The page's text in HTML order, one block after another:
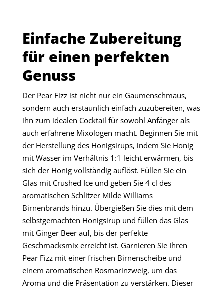
Einfache Zubereitung
für einen perfekten
Genuss
Der Pear Fizz ist nicht nur ein Gaumenschmaus,
sondern auch erstaunlich einfach zuzubereiten, was
ihn zum idealen Cocktail für sowohl Anfänger als
auch erfahrene Mixologen macht. Beginnen Sie mit
der Herstellung des Honigsirups, indem Sie Honig
mit Wasser im Verhältnis 1:1 leicht erwärmen, bis
sich der Honig vollständig auflöst. Füllen Sie ein
Glas mit Crushed Ice und geben Sie 4 cl des
aromatischen Schlitzer Milde Williams
Birnenbrands hinzu. Übergießen Sie dies mit dem
selbstgemachten Honigsirup und füllen das Glas
mit Ginger Beer auf, bis der perfekte
Geschmacksmix erreicht ist. Garnieren Sie Ihren
Pear Fizz mit einer frischen Birnenscheibe und
einem aromatischen Rosmarinzweig, um das
Aroma und die Präsentation zu verstärken. Dieser